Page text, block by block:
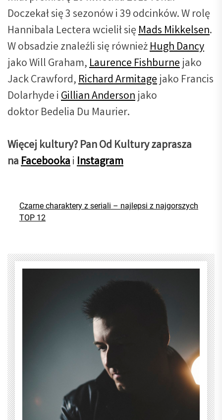
Doczekał się 3 sezonów i 39 odcinków. W rolę
Hannibala Lectera wcielił sięMads Mikkelsen.
W obsadzie znaleźli się równieżHugh Dancy
jako Will Graham,Laurence Fishburnejako
Jack Crawford,Richard Armitagejako Francis
Dolarhyde iGillian Andersonjako
doktor Bedelia Du Maurier.
Więcej kultury? Pan Od Kultury zaprasza
naFacebookaiInstagram
Czarne charaktery z seriali – najlepsi z najgorszych
TOP 12